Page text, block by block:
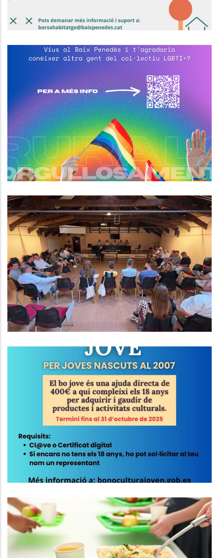
El Consell Comarcal Del Baix
Penedès Impulsa La Creació D’un
Espai Estable I Segur De Trobada
Per A Persones LGBTI+
S. socials
El Consell Comarcal Del Baix
Penedès Aprova Les Millores
Laborals Per Al Personal, Dona
Suport A Idiada 2 I A L’ampliació
De La R8, I Rep La Cessió Dels
Terrenys Per A La Nova Seu
Altres
BO CULTURAL JOVE 2025
Joventut
El Consell Comarcal Del Baix
Penedès Gestionarà Dos Nous